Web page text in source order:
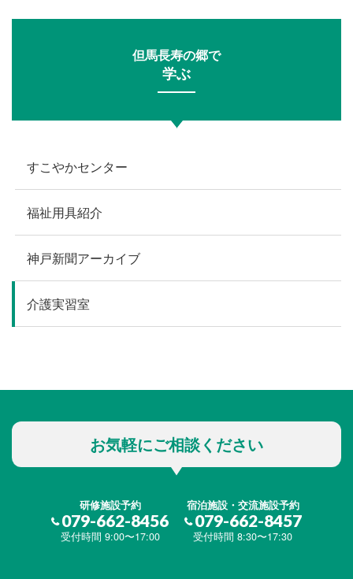
但馬長寿の郷で
学ぶ
すこやかセンター
福祉用具紹介
神戸新聞アーカイブ
介護実習室
お気軽にご相談ください
研修施設予約
079-662-8456
受付時間 9:00〜17:00
宿泊施設・交流施設予約
079-662-8457
受付時間 8:30〜17:30